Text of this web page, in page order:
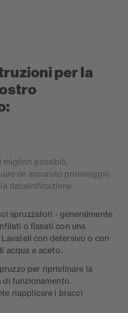
per la
migliori possibili,
un accurato prelavaggio
decalcificazione.
spruzzatori - generalmente
o fissati con una
con detersivo o con
acqua e aceto.
per ripristinare la
funzionamento.
riapplicare i bracci